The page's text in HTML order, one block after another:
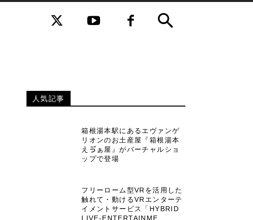
人気記事
箱根湯本駅にあるエヴァンゲ
リオンのお土産屋『箱根湯本
えゔぁ屋』がバーチャルショ
ップで登場
フリーローム型VRを活用した
触れて・動けるVRエンターテ
イメントサービス「HYBRID
LIVE-ENTERTAINME...